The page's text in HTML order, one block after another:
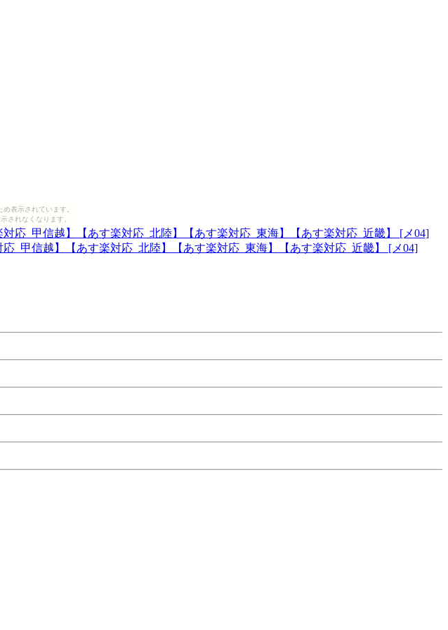
表示されています。
されなくなります。
_甲信越】【あす楽対応_北陸】【あす楽対応_東海】【あす楽対応_近畿】 [メ04]